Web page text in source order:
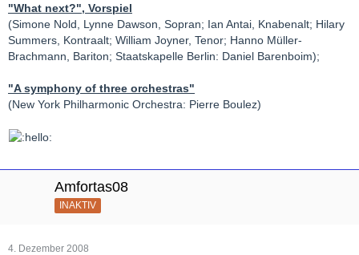
"What next?", Vorspiel
(Simone Nold, Lynne Dawson, Sopran; Ian Antai, Knabenalt; Hilary
Summers, Kontraalt; William Joyner, Tenor; Hanno Müller-
Brachmann, Bariton; Staatskapelle Berlin: Daniel Barenboim);
"A symphony of three orchestras"
(New York Philharmonic Orchestra: Pierre Boulez)
Amfortas08
INAKTIV
4. Dezember 2008